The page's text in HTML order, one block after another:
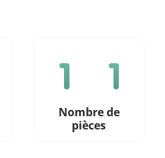
Nombre de
pièces